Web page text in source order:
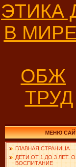
ЭТИКА
В
ОБЖ
ТРУД
МЕНЮ
ГЛАВНАЯ СТРАНИЦА
ДЕТИ ОТ 1 ДО 3 ЛЕТ.
ВОСПИТАНИЕ